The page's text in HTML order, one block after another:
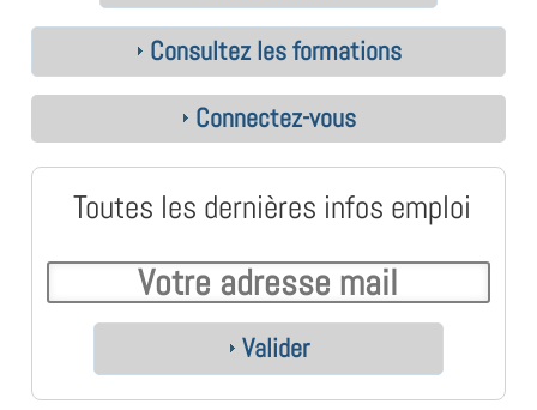
Consultez les formations
Connectez-vous
Toutes les dernières infos emploi
Valider